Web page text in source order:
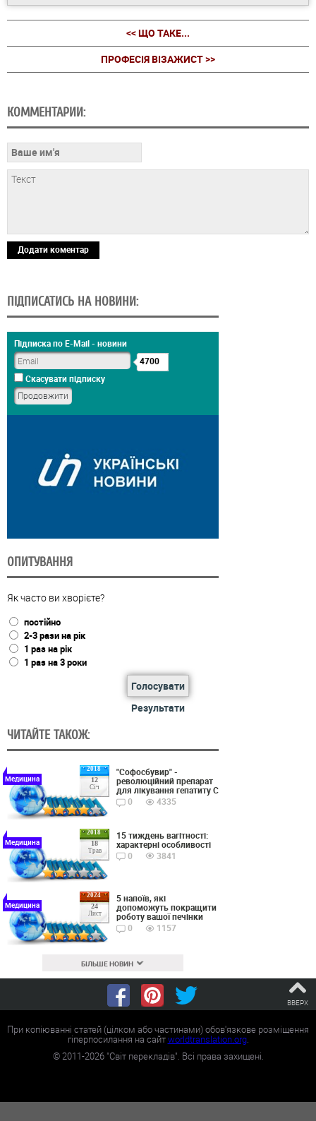
<< ЩО ТАКЕ...
ПРОФЕСІЯ ВІЗАЖИСТ >>
КОММЕНТАРИИ:
Додати коментар
ПІДПИСАТИСЬ НА НОВИНИ:
Підписка по E-Mail - новини
4700
Скасувати підписку
ОПИТУВАННЯ
Як часто ви хворієте?
постійно
2-3 рази на рік
1 раз на рік
1 раз на 3 роки
Голосувати
Результати
ЧИТАЙТЕ ТАКОЖ:
2018
12
Січ
Медицина
"Софосбувир" -
революційний препарат
для лікування гепатиту С
0
4335
2018
18
Трав
Медицина
15 тиждень вагітності:
характерні особливості
0
3841
2024
24
Лист
Медицина
5 напоїв, які
допоможуть покращити
роботу вашої печінки
0
1157
БІЛЬШЕ НОВИН
ВВЕРХ
При копіюванні статей (цілком або частинами) обов'язкове розміщення
гіперпосилання на сайтworldtranslation.org.
©2011-2026"Світ перекладів". Всі права захищені.